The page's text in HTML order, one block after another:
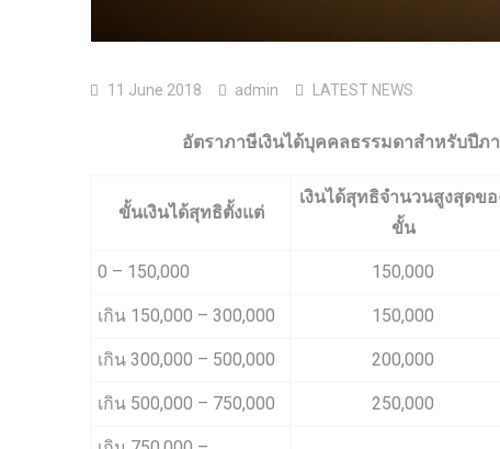
11 June 2018 admin LATEST NEWS
อัตราภาษีเงินได้บุคคลธรรมดาสำหรับปีภ
ขั้นเงินได้สุทธิตั้งแต่
เงินได้สุทธิจำนวนสูงสุดขอ
ขั้น
0 – 150,000 150,000
เกิน 150,000 – 300,000 150,000
เกิน 300,000 – 500,000 200,000
เกิน 500,000 – 750,000 250,000